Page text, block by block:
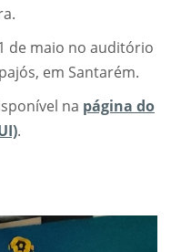
de maio no auditório
em Santarém.
na página do
.